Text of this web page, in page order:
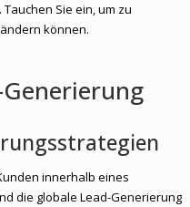
Sie ein, um zu
können.
innerhalb eines
die globale Lead-Generierung